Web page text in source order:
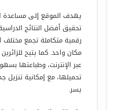
يهدف الموقع إلى مساعدة
تحقيق أفضل النتائج
رقمية متكاملة تجمع مختلف
مكان واحد. كما يتيح
عبر الإنترنت، وطباعتها
تحميلها، مع إمكانية تنزيل
يسر.